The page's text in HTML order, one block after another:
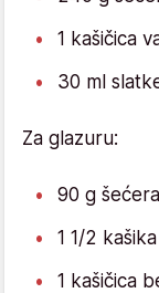
1 kašičica
30 ml
Za glazuru:
90 g
1 1/2
1 kašičica